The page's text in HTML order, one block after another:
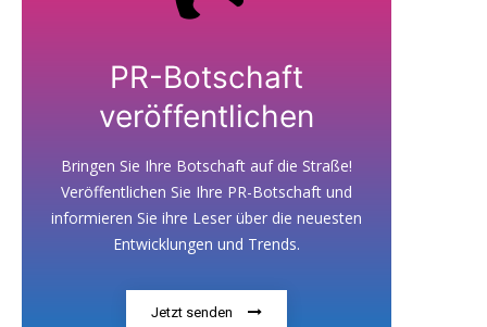
PR-Botschaft
veröffentlichen
Bringen Sie Ihre Botschaft auf die Straße!
Veröffentlichen Sie Ihre PR-Botschaft und
informieren Sie ihre Leser über die neuesten
Entwicklungen und Trends.
Jetzt senden